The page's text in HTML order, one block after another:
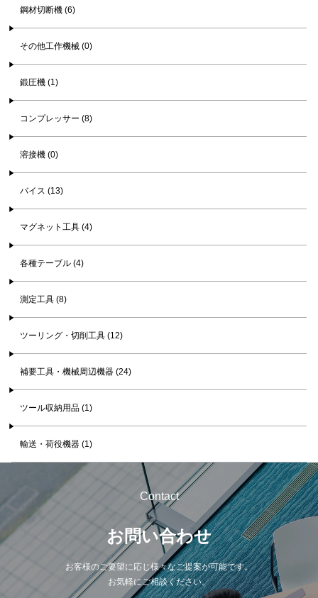
鋼材切断機 (6)
その他工作機械 (0)
鍛圧機 (1)
コンプレッサー (8)
溶接機 (0)
バイス (13)
マグネット工具 (4)
各種テーブル (4)
測定工具 (8)
ツーリング・切削工具 (12)
補要工具・機械周辺機器 (24)
ツール収納用品 (1)
輸送・荷役機器 (1)
Contact
お問い合わせ
お客様のご要望に応じ様々なご提案が可能です。
お気軽にご相談ください。